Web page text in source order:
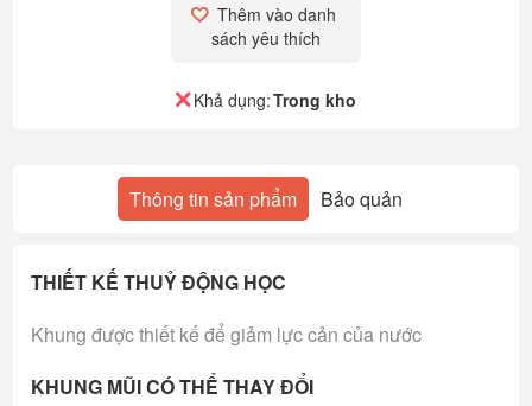
Thêm vào danh
sách yêu thích
Khả dụng:Trong kho
Thông tin sản phẩm Bảo quản
THIẾT KẾ THUỶ ĐỘNG HỌC
Khung được thiết kế để giảm lực cản của nước
KHUNG MŨI CÓ THỂ THAY ĐỔI